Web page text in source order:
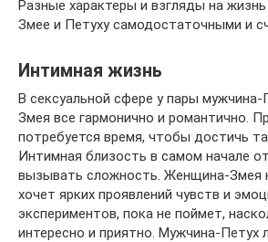
Разные характеры и взгляды на
Змее и Петуху самодостаточными и
Интимная жизнь
В сексуальной сфере у пары
Змея все гармонично и романтично.
потребуется время, чтобы достичь
Интимная близость в самом начале
вызывать сложность. Женщина-Змея
хочет ярких проявлений чувств и
экспериментов, пока не поймет,
интересно и приятно. Мужчина-Петух